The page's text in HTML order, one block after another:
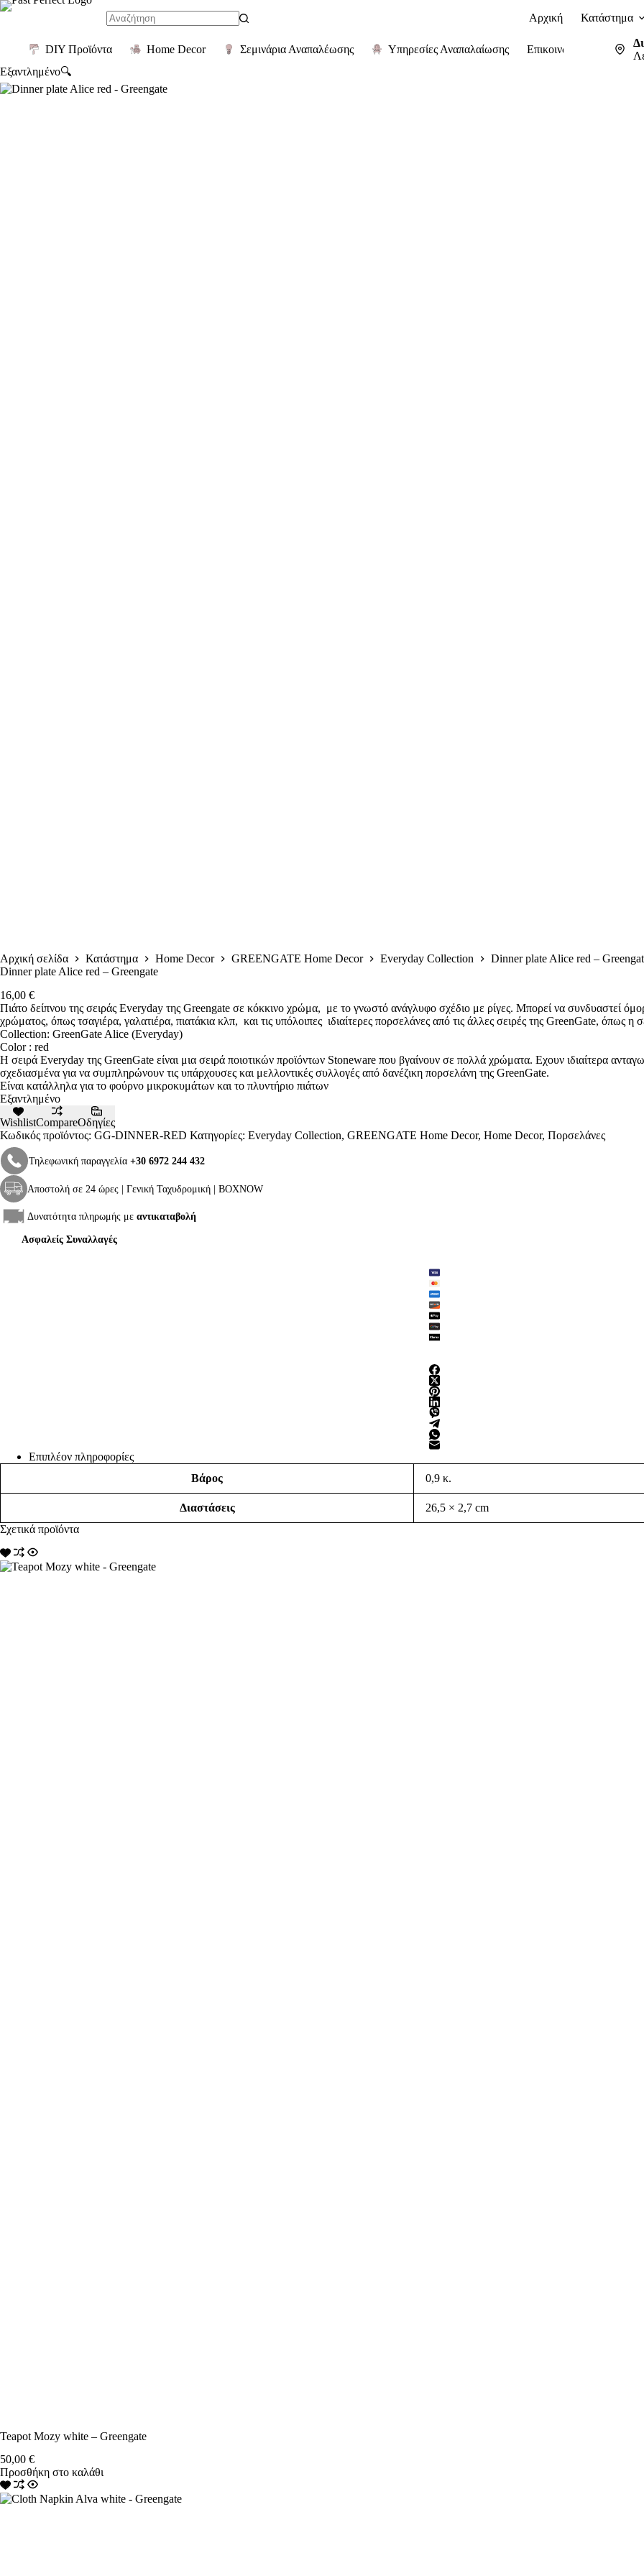
Μετάβαση
Αρχική Κατάστημα
DIY Προϊόντα Home Decor Σεμινάρια Αναπαλέωσης Υπηρεσίες Αναπαλαίωσης Επικοινωνία
Εξαντλημένο🔍
Αρχική σελίδα Κατάστημα Home Decor GREENGATE Home Decor Everyday Collection
Dinner plate Alice red –
Dinner plate Alice red – Greengate
16,00 €
Πιάτο δείπνου της σειράς Everyday της Greengate σε κόκκινο χρώμα, με το γνωστό ανάγλυφο σχέδιο με ρίγες. Μπορεί να συνδυαστεί
χρώματος, όπως τσαγιέρα, γαλατιέρα, πιατάκια κλπ, και τις υπόλοιπες ιδιαίτερες πορσελάνες από τις άλλες σειρές της GreenGate, όπως η
Collection: GreenGate Alice (Everyday)
Color : red
Η σειρά Everyday της GreenGate είναι μια σειρά ποιοτικών προϊόντων Stoneware που βγαίνουν σε πολλά χρώματα. Εχουν ιδιαίτερα
σχεδιασμένα για να συμπληρώνουν τις υπάρχουσες και μελλοντικές συλλογές από δανέζικη πορσελάνη της GreenGate.
Είναι κατάλληλα για το φούρνο μικροκυμάτων και το πλυντήριο πιάτων
Εξαντλημένο
WishlistCompareΟδηγίες
Κωδικός προϊόντος: GG-DINNER-RED Κατηγορίες: Everyday Collection, GREENGATE Home Decor, Home Decor, Πορσελάνες
Τηλεφωνική παραγγελία +30 6972 244 432
Αποστολή σε 24 ώρες | Γενική Ταχυδρομική | BOXNOW
Δυνατότητα πληρωμής με αντικαταβολή
Ασφαλείς Συναλλαγές
Επιπλέον πληροφορίες
Βάρος
0,9 κ.
Διαστάσεις
26,5 × 2,7 cm
Σχετικά προϊόντα
Teapot Mozy white – Greengate
50,00 €
Προσθήκη στο καλάθι